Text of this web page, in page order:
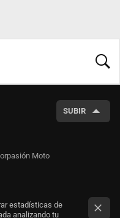
SUBIR
Moto
estadísticas de
analizando tu